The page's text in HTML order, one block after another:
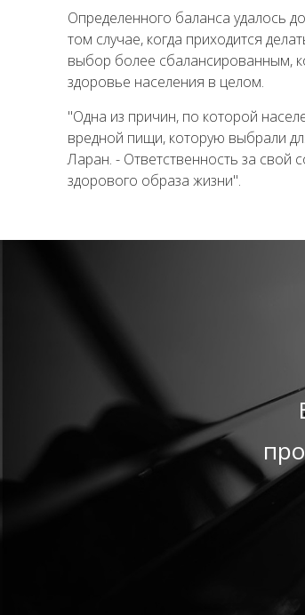
Определенного баланса удалось
том случае, когда приходится
выбор более сбалансированным,
здоровье населения в целом.
"Одна из причин, по которой
вредной пищи, которую выбрали
Ларан. - Ответственность за
здорового образа жизни".